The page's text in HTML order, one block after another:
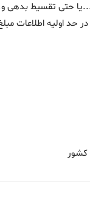
و...یا حتی تقسیط
اولیه اطلاعات
کشور